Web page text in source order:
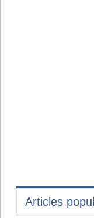
Articles